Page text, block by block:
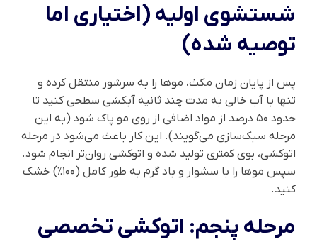
شستشوی اولیه (اختیاری اما
توصیه شده)
پس از پایان زمان مکث، موها را به سرشور منتقل کرده و
تنها با آب خالی به مدت چند ثانیه آبکشی سطحی کنید تا
حدود ۵۰ درصد از مواد اضافی از روی مو پاک شود (به این
مرحله سبک‌سازی می‌گویند). این کار باعث می‌شود در مرحله
اتوکشی، بوی کمتری تولید شده و اتوکشی روان‌تر انجام شود.
سپس موها را با سشوار و باد گرم به طور کامل (۱۰۰٪) خشک
کنید.
مرحله پنجم: اتوکشی تخصصی